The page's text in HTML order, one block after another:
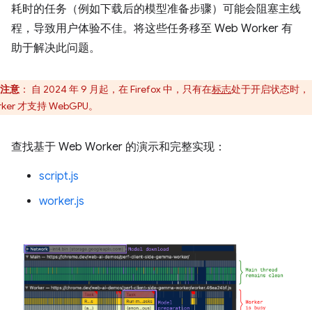
耗时的任务（例如下载后的模型准备步骤）可能会阻塞主线
程，导致用户体验不佳。将这些任务移至 Web Worker 有
助于解决此问题。
注意 ： 自 2024 年 9 月起，在 Firefox 中，只有在标志处于开启状态时，
才支持 WebGPU。
查找基于 Web Worker 的演示和完整实现：
script.js
worker.js